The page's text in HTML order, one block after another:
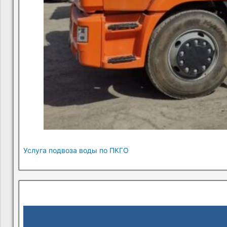
Услуга подвоза воды по ПКГО